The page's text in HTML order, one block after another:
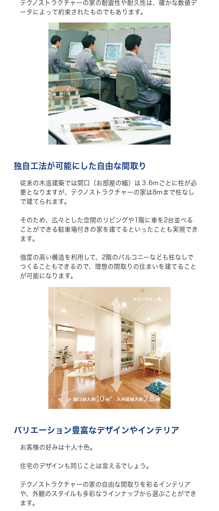
テクノストラクチャーの家の耐震性や耐久性は、確かな数値デ
ータによって約束されたものでもあります。
独自工法が可能にした自由な間取り
従来の木造建築では間口（お部屋の幅）は３.6ｍごとに柱が必
要となりますが、テクノストラクチャーの家は8ｍまで柱なし
で建てられます。
そのため、広々とした空間のリビングや1階に車を2台並べる
ことができる駐車場付きの家を建てるといったことも実現でき
ます。
強度の高い構造を利用して、2階のバルコニーなども柱なしで
つくることもできるので、理想の間取りの住まいを建てること
が可能になります。
バリエーション豊富なデザインやインテリア
お客様の好みは十人十色。
住宅のデザインも同じことは言えるでしょう。
テクノストラクチャーの家の自由な間取りを彩るインテリア
や、外観のスタイルも多彩なラインナップから選ぶことができ
ます。